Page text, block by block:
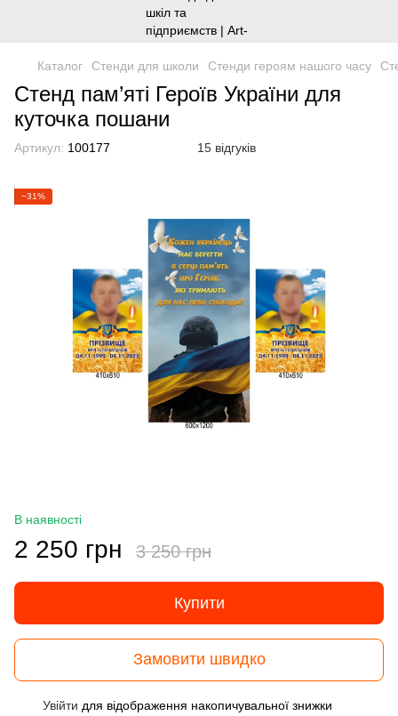
Каталог Стенди для школи Стенди героям нашого часу
Стенд пам’яті Героїв України для
куточка пошани
Артикул: 100177 15 відгуків
−31%
В наявності
2 250 грн 3 250 грн
Купити
Замовити швидко
Увійти для відображення накопичувальної знижки